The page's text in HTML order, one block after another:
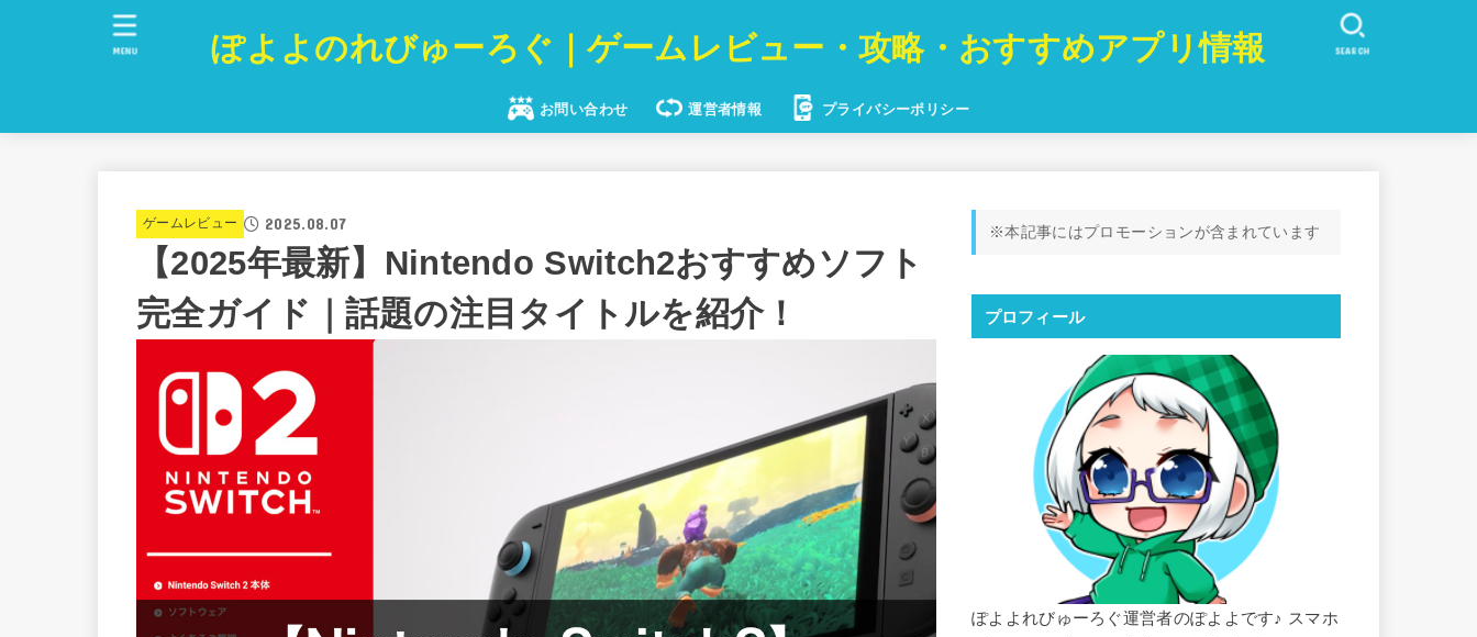
ぽよよのれびゅーろぐ｜ゲームレビュー・攻略・おすすめアプリ情報
お問い合わせ 運営者情報 プライバシーポリシー
SEARCH
MENU
ゲームレビュー 2025.08.07
【2025年最新】Nintendo Switch2おすすめソフト
完全ガイド｜話題の注目タイトルを紹介！
※本記事にはプロモーションが含まれています
プロフィール
ぽよよれびゅーろぐ運営者のぽよよです♪ スマホ